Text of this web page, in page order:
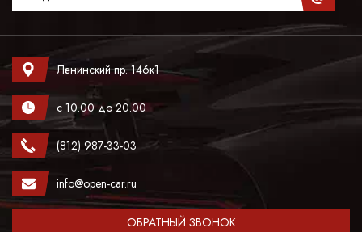
Ленинский пр. 146к1
с 10.00 до 20.00
(812) 987-33-03
info@open-car.ru
ОБРАТНЫЙ ЗВОНОК